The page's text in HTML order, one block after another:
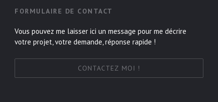
FORMULAIRE DE CONTACT
Vous pouvez me laisser ici un message pour me décrire
votre projet, votre demande, réponse rapide !